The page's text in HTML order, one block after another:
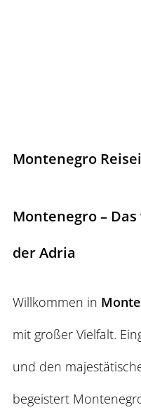
Montenegro
Montenegro –
der Adria
Willkommen in
mit großer Vielfalt.
und den
begeistert